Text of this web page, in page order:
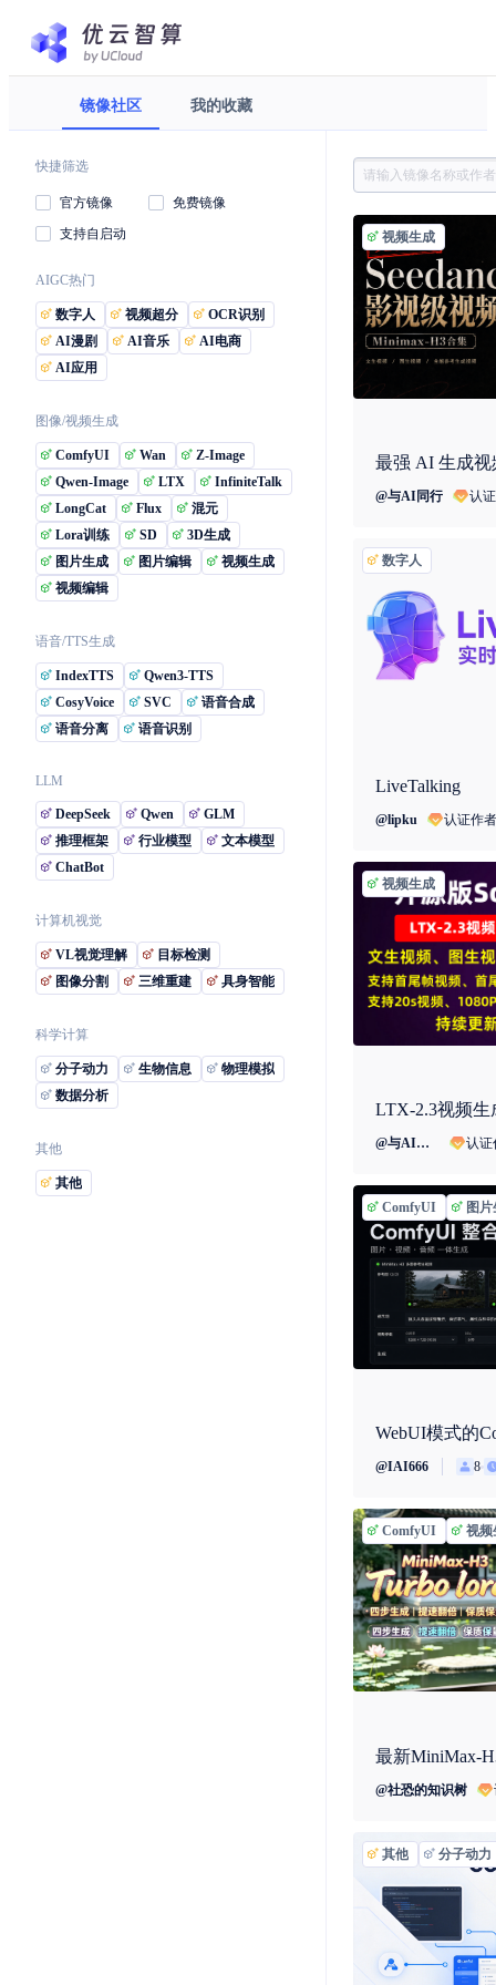
镜像社区 我的收藏
优云智算镜像社区 - 海量AI模
快捷筛选
官方镜像
免费镜像
支持自启动
AIGC热门
数字人 视频超分
OCR识别
AI漫剧
AI音乐
AI电商
AI应用
图像/视频生成
ComfyUI Wan
Z-Image
Qwen-Image
LTX
InfiniteTalk
LongCat
Flux
混元
Lora训练
SD
3D生成
图片生成
图片编辑
视频生成
视频编辑
语音/TTS生成
IndexTTS
Qwen3-TTS
CosyVoice
SVC
语音合成
语音分离
语音识别
LLM
DeepSeek Qwen
GLM
推理框架
行业模型
文本模型
ChatBot
计算机视觉
VL视觉理解
目标检测
图像分割
三维重建 具身智能
科学计算
分子动力 生物信息
物理模拟
数据分析
其他
其他
视频生成
@与AI同行 认
数字人
LiveTalking
@lipku 认证作者
视频生成
@与AI同行 认证
ComfyUI 图
@IAI666 8
ComfyUI 视频
@社恐的知识树
其他 分子动力